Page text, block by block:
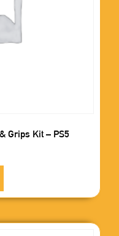
Grips Kit – PS5